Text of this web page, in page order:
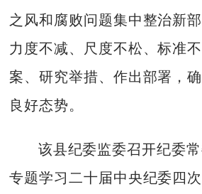
之风和腐败问题集中整治新
力度不减、尺度不松、标准
案、研究举措、作出部署，
良好态势。
该县纪委监委召开纪委
专题学习二十届中央纪委四